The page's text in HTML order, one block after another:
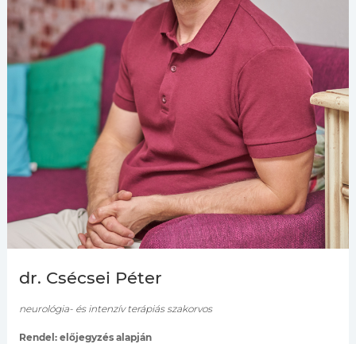
dr. Csécsei Péter
neurológia- és intenzív terápiás szakorvos
Rendel: előjegyzés alapján